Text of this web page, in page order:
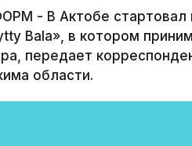
- В Актобе
Bala», в котором
передает
области.